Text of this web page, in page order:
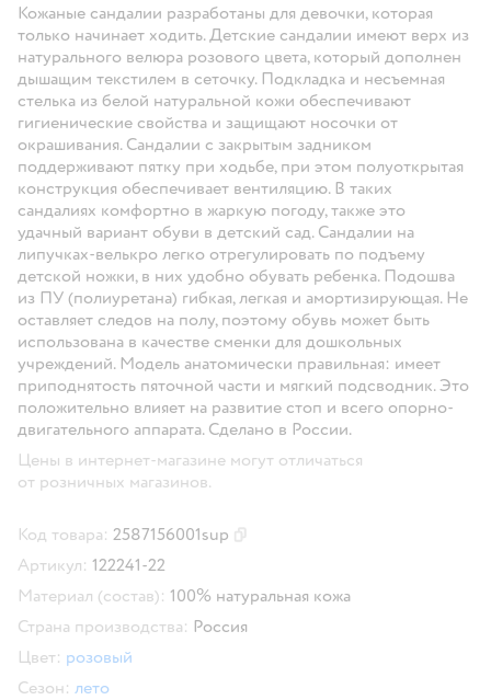
Кожаные сандалии разработаны для девочки, которая
только начинает ходить. Детские сандалии имеют верх из
натурального велюра розового цвета, который дополнен
дышащим текстилем в сеточку. Подкладка и несъемная
стелька из белой натуральной кожи обеспечивают
гигиенические свойства и защищают носочки от
окрашивания. Сандалии с закрытым задником
поддерживают пятку при ходьбе, при этом полуоткрытая
конструкция обеспечивает вентиляцию. В таких
сандалиях комфортно в жаркую погоду, также это
удачный вариант обуви в детский сад. Сандалии на
липучках-велькро легко отрегулировать по подъему
детской ножки, в них удобно обувать ребенка. Подошва
из ПУ (полиуретана) гибкая, легкая и амортизирующая. Не
оставляет следов на полу, поэтому обувь может быть
использована в качестве сменки для дошкольных
учреждений. Модель анатомически правильная: имеет
приподнятость пяточной части и мягкий подсводник. Это
положительно влияет на развитие стоп и всего опорно-
двигательного аппарата. Сделано в России.
Цены в интернет-магазине могут отличаться
от розничных магазинов.
Код товара: 2587156001sup
Артикул: 122241-22
Материал (состав): 100% натуральная кожа
Страна производства: Россия
Цвет: розовый
Сезон: лето